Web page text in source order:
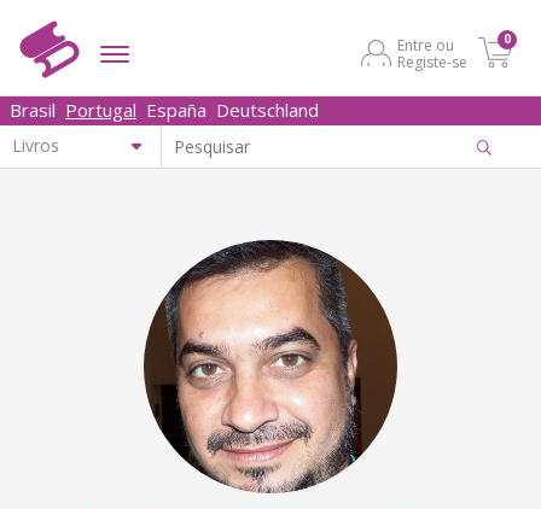
Entre ou
Registe-se
0
Brasil Portugal España Deutschland